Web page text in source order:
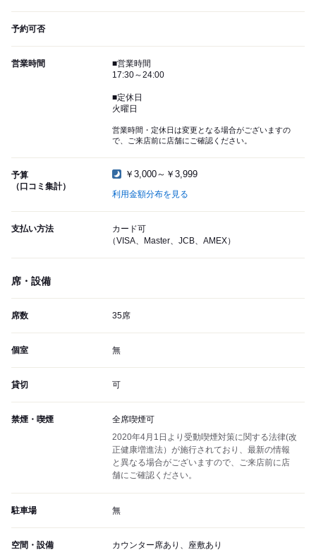
予約可否
営業時間
■営業時間
17:30～24:00
■定休日
火曜日
営業時間・定休日は変更となる場合がございますの
で、ご来店前に店舗にご確認ください。
予算
（口コミ集計）
￥3,000～￥3,999
利用金額分布を見る
支払い方法
カード可
（VISA、Master、JCB、AMEX）
席・設備
席数 35席
個室 無
貸切 可
禁煙・喫煙
全席喫煙可
2020年4月1日より受動喫煙対策に関する法律(改
正健康増進法）が施行されており、最新の情報
と異なる場合がございますので、ご来店前に店
舗にご確認ください。
駐車場 無
空間・設備 カウンター席あり、座敷あり